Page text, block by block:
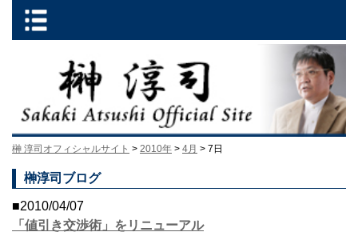
榊 淳司オフィシャルサイト > 2010年 > 4月 > 7日
榊淳司ブログ
■2010/04/07
「値引き交渉術」をリニューアル